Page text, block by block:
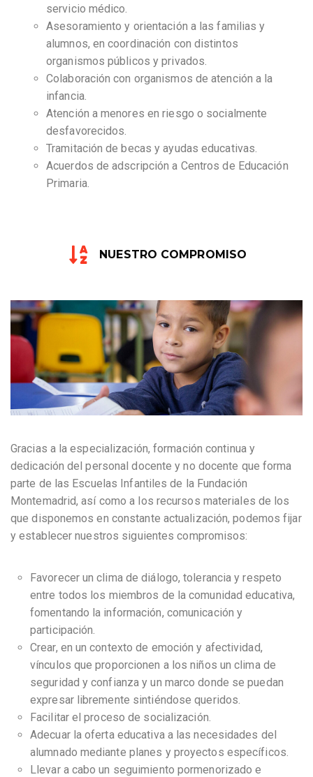
servicio médico.
Asesoramiento y orientación a las familias y
alumnos, en coordinación con distintos
organismos públicos y privados.
Colaboración con organismos de atención a la
infancia.
Atención a menores en riesgo o socialmente
desfavorecidos.
Tramitación de becas y ayudas educativas.
Acuerdos de adscripción a Centros de Educación
Primaria.
NUESTRO COMPROMISO
Gracias a la especialización, formación continua y
dedicación del personal docente y no docente que forma
parte de las Escuelas Infantiles de la Fundación
Montemadrid, así como a los recursos materiales de los
que disponemos en constante actualización, podemos fijar
y establecer nuestros siguientes compromisos:
Favorecer un clima de diálogo, tolerancia y respeto
entre todos los miembros de la comunidad educativa,
fomentando la información, comunicación y
participación.
Crear, en un contexto de emoción y afectividad,
vínculos que proporcionen a los niños un clima de
seguridad y confianza y un marco donde se puedan
expresar libremente sintiéndose queridos.
Facilitar el proceso de socialización.
Adecuar la oferta educativa a las necesidades del
alumnado mediante planes y proyectos específicos.
Llevar a cabo un seguimiento pormenorizado e